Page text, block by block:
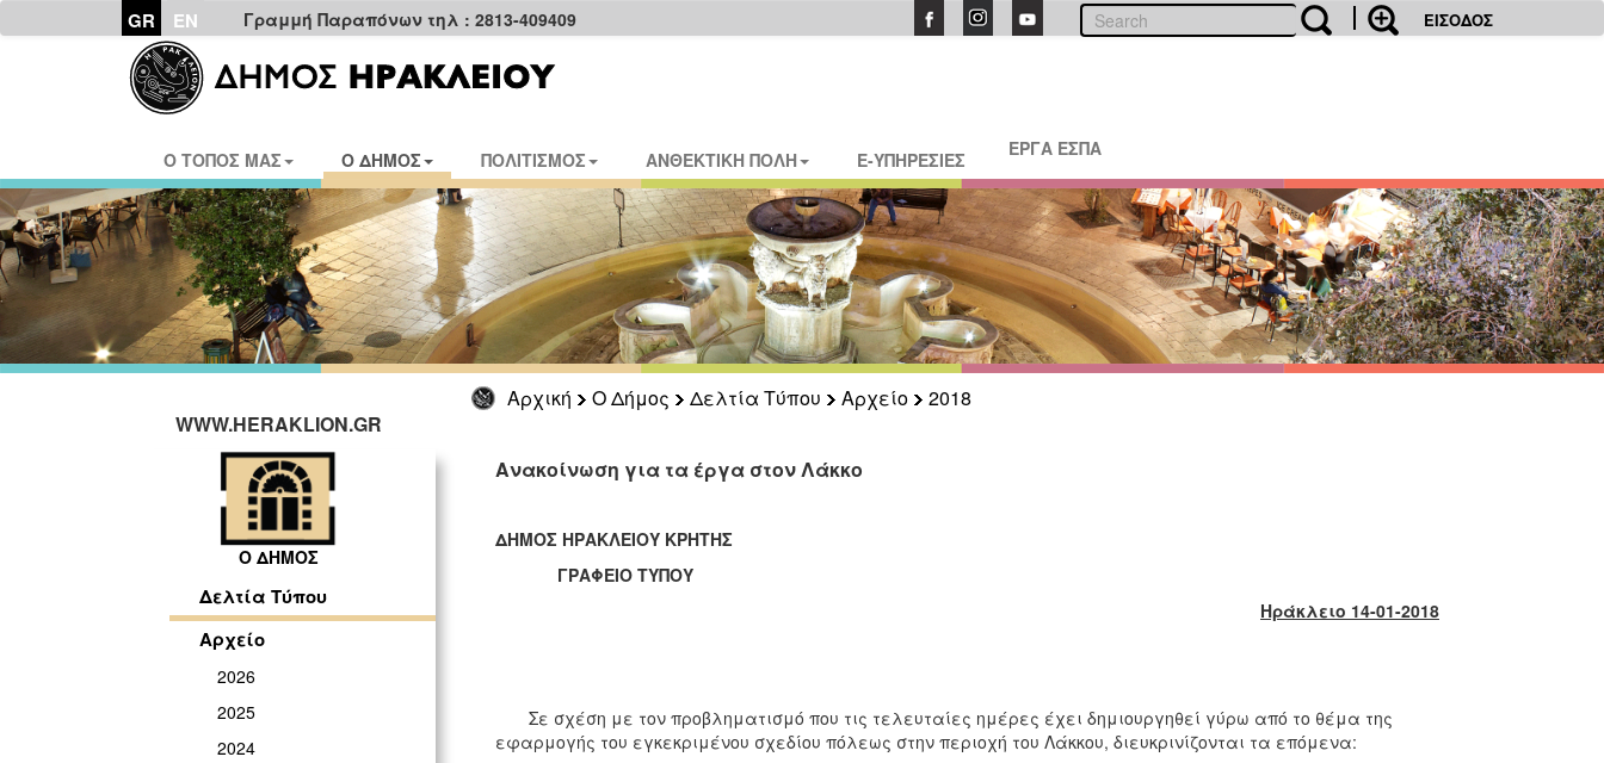
GR EN Γραμμή Παραπόνων τηλ : 2813-409409 ΕΙΣΟΔΟΣ
Ο ΤΟΠΟΣ ΜΑΣ Ο ΔΗΜΟΣ ΠΟΛΙΤΙΣΜΟΣ ΑΝΘΕΚΤΙΚΗ ΠΟΛΗ E-ΥΠΗΡΕΣΙΕΣ ΕΡΓΑ ΕΣΠΑ
Αρχική Ο Δήμος Δελτία Τύπου Αρχείο
2018
WWW.HERAKLION.GR
Ο ΔΗΜΟΣ
Δελτία Τύπου
Αρχείο
2026
2025
2024
Ανακοίνωση για τα έργα στον Λάκκο
ΔΗΜΟΣ ΗΡΑΚΛΕΙΟΥ ΚΡΗΤΗΣ
ΓΡΑΦΕΙΟ ΤΥΠΟΥ
Ηράκλειο 14-01-2018
Σε σχέση με τον προβληματισμό που τις τελευταίες ημέρες έχει δημιουργηθεί γύρω από το θέμα της
εφαρμογής του εγκεκριμένου σχεδίου πόλεως στην περιοχή του Λάκκου, διευκρινίζονται τα επόμενα: